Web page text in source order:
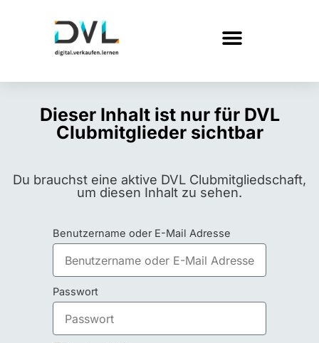
Dieser Inhalt ist nur für DVL
Clubmitglieder sichtbar
Du brauchst eine aktive DVL Clubmitgliedschaft,
um diesen Inhalt zu sehen.
Benutzername oder E-Mail Adresse
Passwort